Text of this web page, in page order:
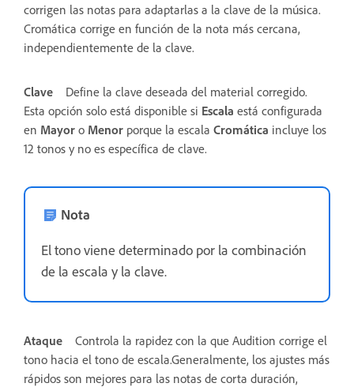
corrigen las notas para adaptarlas a la clave de la música.
Cromática corrige en función de la nota más cercana,
independientemente de la clave.
Clave
Define la clave deseada del material corregido.
Esta opción solo está disponible si Escala está configurada
en Mayor o Menor porque la escala Cromática incluye los
12 tonos y no es específica de clave.
Nota
El tono viene determinado por la combinación
de la escala y la clave.
Ataque
Controla la rapidez con la que Audition corrige el
tono hacia el tono de escala.Generalmente, los ajustes más
rápidos son mejores para las notas de corta duración,